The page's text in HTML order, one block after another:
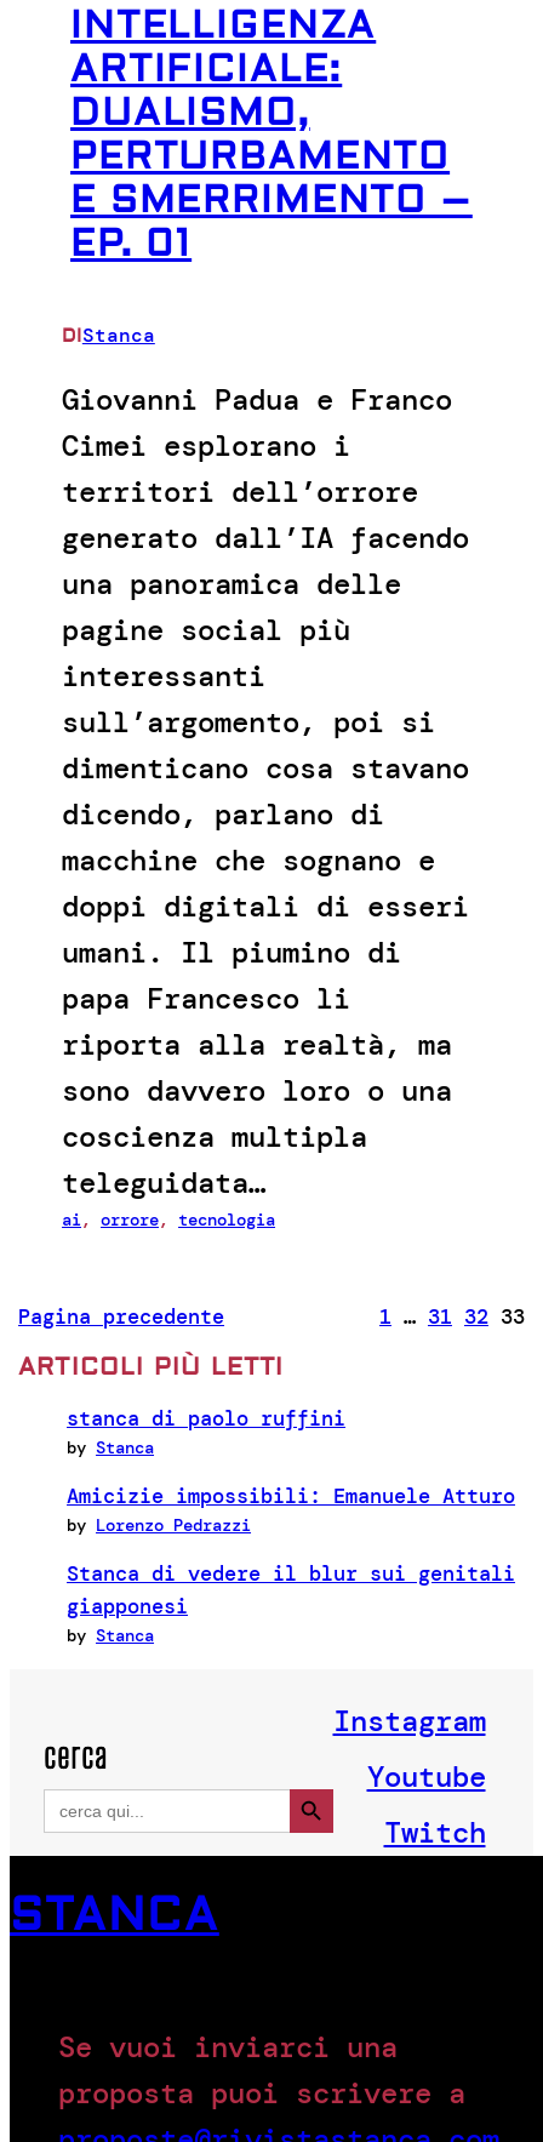
INTELLIGENZA
ARTIFICIALE:
DUALISMO,
PERTURBAMENTO
E SMERRIMENTO –
EP. 01
DIStanca
Giovanni Padua e Franco
Cimei esplorano i
territori dell’orrore
generato dall’IA facendo
una panoramica delle
pagine social più
interessanti
sull’argomento, poi si
dimenticano cosa stavano
dicendo, parlano di
macchine che sognano e
doppi digitali di esseri
umani. Il piumino di
papa Francesco li
riporta alla realtà, ma
sono davvero loro o una
coscienza multipla
teleguidata…
ai, orrore, tecnologia
Pagina precedente 1 … 31 32 33
ARTICOLI PIÙ LETTI
stanca di paolo ruffini
byStanca
Amicizie impossibili: Emanuele Atturo
by Lorenzo Pedrazzi
Stanca di vedere il blur sui genitali
giapponesi
byStanca
cerca
Search
for:
Search Button
Instagram
Youtube
Twitch
STANCA
Se vuoi inviarci una
proposta puoi scrivere a